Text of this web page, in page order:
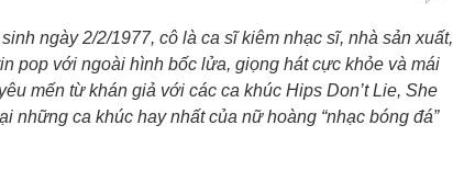
ngày 2/2/1977, cô là ca sĩ kiêm nhạc sĩ, nhà sản xuất,
pop với ngoài hình bốc lửa, giọng hát cực khỏe và mái
mến từ khán giả với các ca khúc Hips Don’t Lie, She
ca khúc hay nhất của nữ hoàng “nhạc bóng đá”